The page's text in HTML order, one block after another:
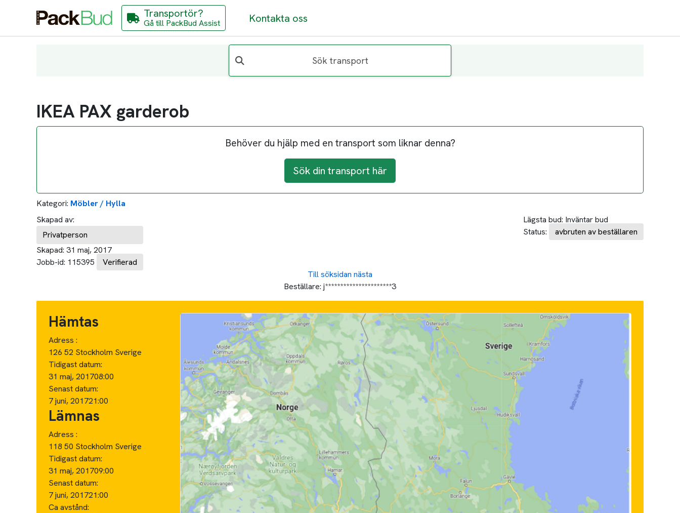
Transportör?
Gå till PackBud Assist Kontakta oss
Sök transport
IKEA PAX garderob
Behöver du hjälp med en transport som liknar denna?
Sök din transport här
Kategori: Möbler / Hylla
Skapad av:
Privatperson
Skapad: 31 maj, 2017
Jobb-id: 115395 Verifierad
Lägsta bud: Inväntar bud
Status:
avbruten av beställaren
Till söksidan nästa
Beställare: j**********************3
Hämtas
Adress :
126 52 Stockholm Sverige
Tidigast datum:
31 maj, 201708:00
Senast datum:
7 juni, 201721:00
Lämnas
Adress :
118 50 Stockholm Sverige
Tidigast datum:
31 maj, 201709:00
Senast datum:
7 juni, 201721:00
Ca avstånd: